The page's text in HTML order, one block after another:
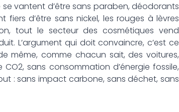
vantent d’être sans paraben, déodorants
fiers d’être sans nickel, les rouges à lèvres
tout le secteur des cosmétiques vend
L’argument qui doit convaincre, c’est ce
même, comme chacun sait, des voitures,
sans consommation d’énergie fossile,
: sans impact carbone, sans déchet, sans